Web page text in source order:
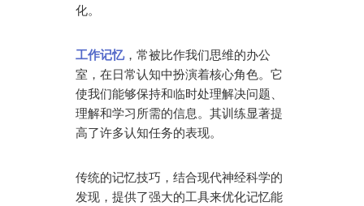
化。
工作记忆，常被比作我们思维的办公
室，在日常认知中扮演着核心角色。它
使我们能够保持和临时处理解决问题、
理解和学习所需的信息。其训练显著提
高了许多认知任务的表现。
传统的记忆技巧，结合现代神经科学的
发现，提供了强大的工具来优化记忆能